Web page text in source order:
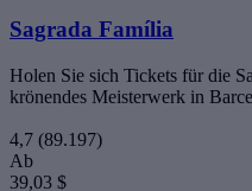
Sagrada Família
Holen Sie sich Tickets für die
krönendes Meisterwerk in
4,7 (89.197)
Ab
39,03 $